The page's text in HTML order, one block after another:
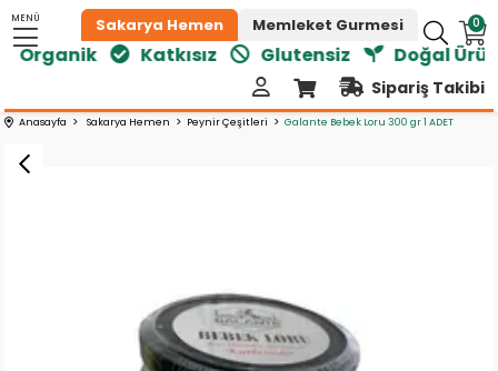
0
MENÜ Sakarya Hemen Memleket Gurmesi
Organik Katkısız Glutensiz Doğal
Sipariş Takibi
Anasayfa Sakarya Hemen Peynir Çeşitleri Galante Bebek Loru 300 gr 1 ADET